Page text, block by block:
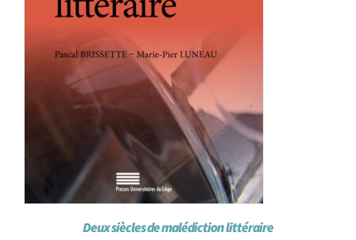
Deux siècles de malédiction littéraire